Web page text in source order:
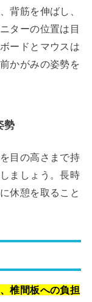
背筋を伸ばし、
ターの位置は目
ードとマウスは
かがみの姿勢を
勢
目の高さまで持
ましょう。長時
休憩を取ること
椎間板への負担